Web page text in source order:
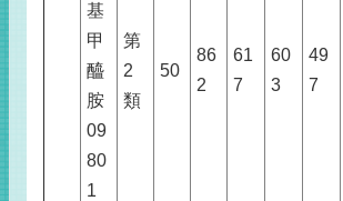
基
甲
醯
胺
09
80
1
第
2
類
50
86
2
61
7
60
3
49
7